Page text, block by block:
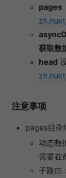
pages
获取数
head
注意事项
pages目录
动态数
需要在
子路由